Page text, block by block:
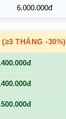
6.000.000đ
THÁNG -30%)